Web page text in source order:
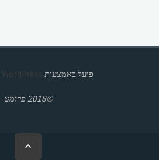
פועל באמצעות WordPress.
©2018 פרומט
בחזרה